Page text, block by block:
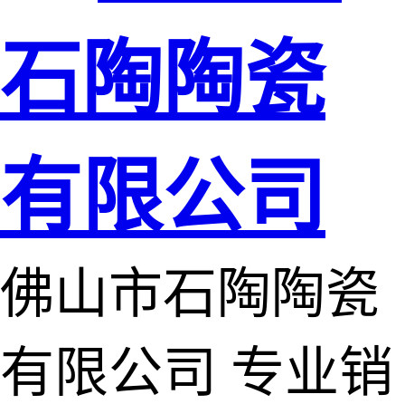
石陶陶瓷
有限公司
佛山市石陶陶瓷
有限公司 专业销